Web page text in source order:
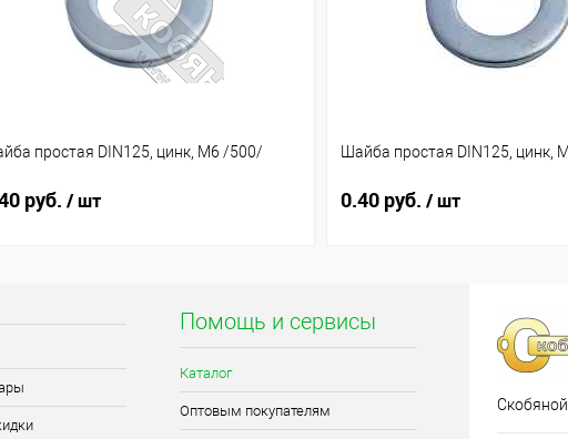
простая DIN125, цинк, М6 /500/
руб. / шт
Шайба простая DIN125, цинк,
0.40 руб. / шт
Помощь и сервисы
Каталог
Оптовым покупателям